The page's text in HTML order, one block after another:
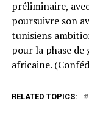
préliminaire,
poursuivre son
tunisiens
pour la phase
africaine.
RELATED TOPICS: